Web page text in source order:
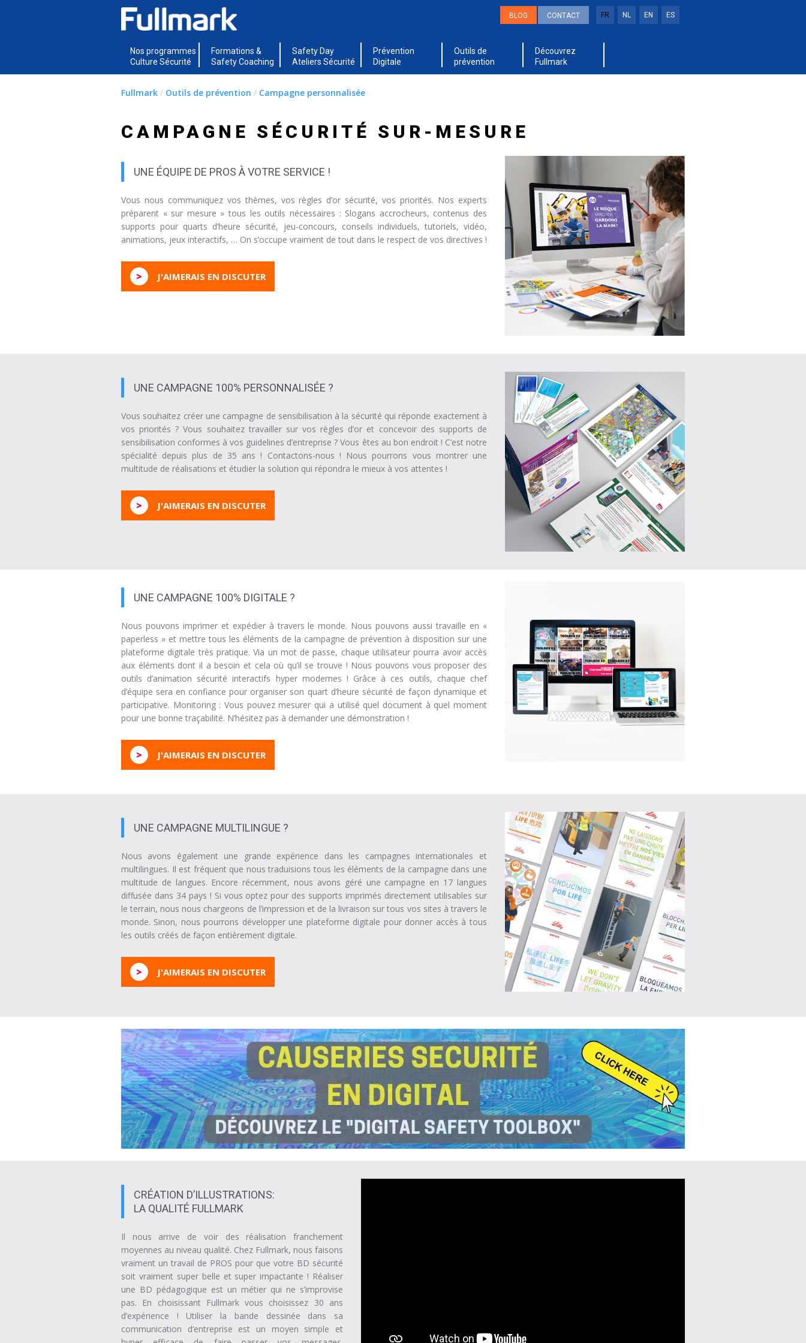
FR NL EN ES
BLOG CONTACT
Nos programmes
Culture Sécurité
Formations &
Safety Coaching
Safety Day
Ateliers Sécurité
Prévention
Digitale
Outils de
prévention
Découvrez
Fullmark
Fullmark / Outils de prévention / Campagne personnalisée
CAMPAGNE SÉCURITÉ SUR-MESURE
UNE ÉQUIPE DE PROS À VOTRE SERVICE !
Vous nous communiquez vos thèmes, vos règles d’or sécurité, vos priorités. Nos experts
préparent « sur mesure » tous les outils nécessaires : Slogans accrocheurs, contenus des
supports pour quarts d’heure sécurité, jeu-concours, conseils individuels, tutoriels, vidéo,
animations, jeux interactifs, … On s’occupe vraiment de tout dans le respect de vos directives !
> J'AIMERAIS EN DISCUTER
UNE CAMPAGNE 100% PERSONNALISÉE ?
Vous souhaitez créer une campagne de sensibilisation à la sécurité qui réponde exactement à
vos priorités ? Vous souhaitez travailler sur vos règles d’or et concevoir des supports de
sensibilisation conformes à vos guidelines d’entreprise ? Vous êtes au bon endroit ! C’est notre
spécialité depuis plus de 35 ans ! Contactons-nous ! Nous pourrons vous montrer une
multitude de réalisations et étudier la solution qui répondra le mieux à vos attentes !
> J'AIMERAIS EN DISCUTER
UNE CAMPAGNE 100% DIGITALE ?
Nous pouvons imprimer et expédier à travers le monde. Nous pouvons aussi travaille en «
paperless » et mettre tous les éléments de la campagne de prévention à disposition sur une
plateforme digitale très pratique. Via un mot de passe, chaque utilisateur pourra avoir accès
aux éléments dont il a besoin et cela où qu’il se trouve ! Nous pouvons vous proposer des
outils d’animation sécurité interactifs hyper modernes ! Grâce à ces outils, chaque chef
d’équipe sera en confiance pour organiser son quart d’heure sécurité de façon dynamique et
participative. Monitoring : Vous pouvez mesurer qui a utilisé quel document à quel moment
pour une bonne traçabilité. N’hésitez pas à demander une démonstration !
> J'AIMERAIS EN DISCUTER
UNE CAMPAGNE MULTILINGUE ?
Nous avons également une grande expérience dans les campagnes internationales et
multilingues. Il est fréquent que nous traduisions tous les éléments de la campagne dans une
multitude de langues. Encore récemment, nous avons géré une campagne en 17 langues
diffusée dans 34 pays ! Si vous optez pour des supports imprimés directement utilisables sur
le terrain, nous nous chargeons de l’impression et de la livraison sur tous vos sites à travers le
monde. Sinon, nous pourrons développer une plateforme digitale pour donner accès à tous
les outils créés de façon entièrement digitale.
> J'AIMERAIS EN DISCUTER
CRÉATION D’ILLUSTRATIONS:
LA QUALITÉ FULLMARK
Il nous arrive de voir des réalisation franchement
moyennes au niveau qualité. Chez Fullmark, nous faisons
vraiment un travail de PROS pour que votre BD sécurité
soit vraiment super belle et super impactante ! Réaliser
une BD pédagogique est un métier qui ne s’improvise
pas. En choisissant Fullmark vous choisissez 30 ans
d’expérience ! Utiliser la bande dessinée dans sa
communication d’entreprise est un moyen simple et